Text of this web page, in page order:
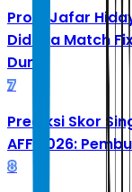
Profil Jafar
Diduga Match
Dunia
7
Prediksi Skor
AFF 2026:
8